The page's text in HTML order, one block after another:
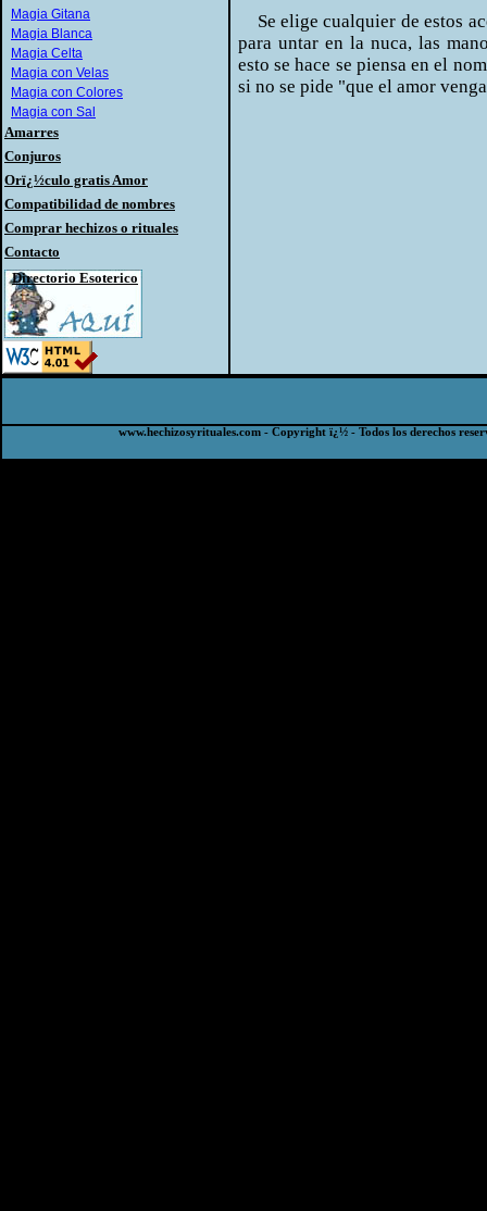
Magia Gitana
Magia Blanca
Magia Celta
Magia con Velas
Magia con Colores
Magia con Sal
Amarres
Conjuros
Orï¿½culo gratis Amor
Compatibilidad de nombres
Comprar hechizos o rituales
Contacto
Directorio Esoterico
Se elige cualquier de estos
para untar en la nuca, las
esto se hace se piensa en el
si no se pide "que el amor
www.hechizosyrituales.com - Copyright ï¿½ - Todos los derechos